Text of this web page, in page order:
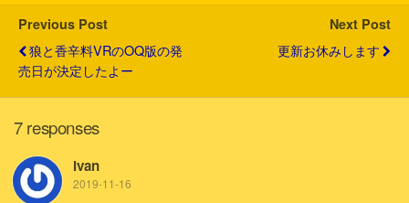
Previous Post
狼と香辛料VRのOQ版の発
売日が決定したよー
Next Post
更新お休みします
7 responses
Ivan
2019-11-16